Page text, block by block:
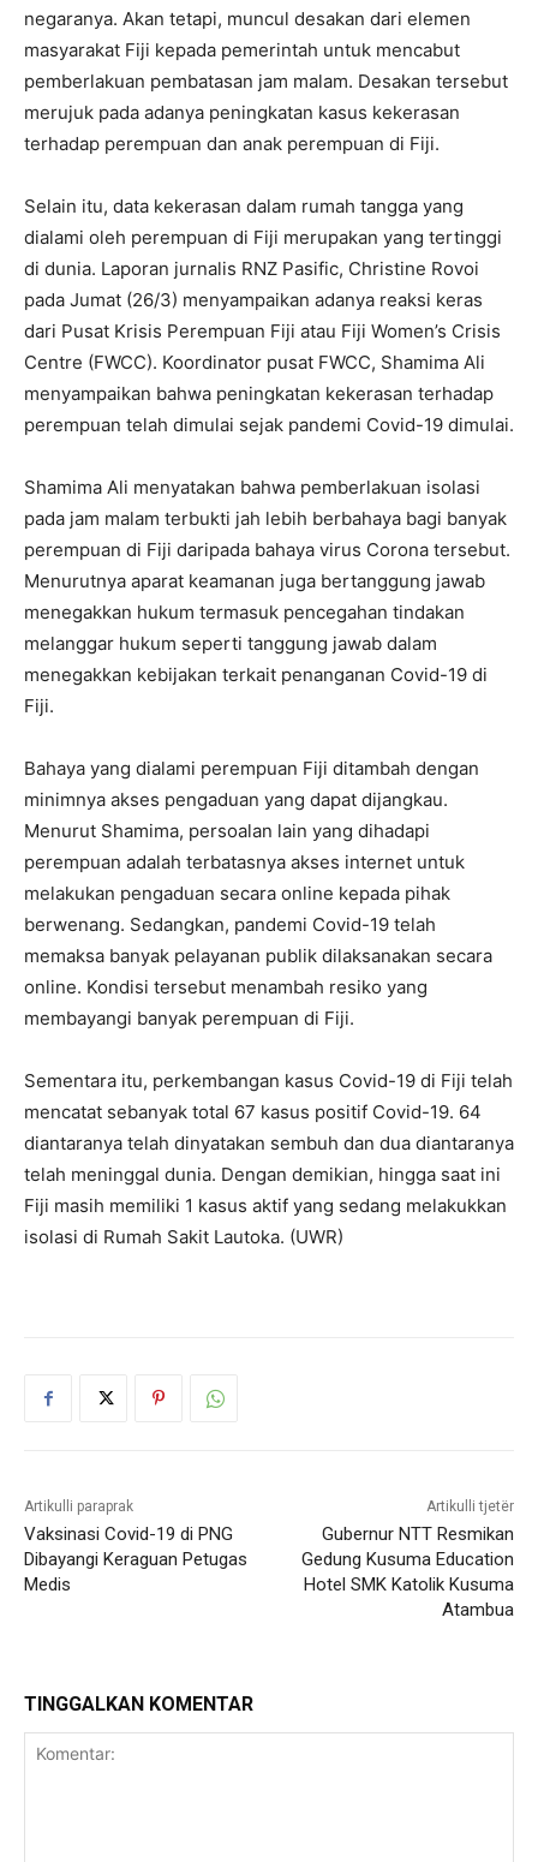
negaranya. Akan tetapi, muncul desakan dari elemen
masyarakat Fiji kepada pemerintah untuk mencabut
pemberlakuan pembatasan jam malam. Desakan tersebut
merujuk pada adanya peningkatan kasus kekerasan
terhadap perempuan dan anak perempuan di Fiji.
Selain itu, data kekerasan dalam rumah tangga yang
dialami oleh perempuan di Fiji merupakan yang tertinggi
di dunia. Laporan jurnalis RNZ Pasific, Christine Rovoi
pada Jumat (26/3) menyampaikan adanya reaksi keras
dari Pusat Krisis Perempuan Fiji atau Fiji Women’s Crisis
Centre (FWCC). Koordinator pusat FWCC, Shamima Ali
menyampaikan bahwa peningkatan kekerasan terhadap
perempuan telah dimulai sejak pandemi Covid-19 dimulai.
Shamima Ali menyatakan bahwa pemberlakuan isolasi
pada jam malam terbukti jah lebih berbahaya bagi banyak
perempuan di Fiji daripada bahaya virus Corona tersebut.
Menurutnya aparat keamanan juga bertanggung jawab
menegakkan hukum termasuk pencegahan tindakan
melanggar hukum seperti tanggung jawab dalam
menegakkan kebijakan terkait penanganan Covid-19 di
Fiji.
Bahaya yang dialami perempuan Fiji ditambah dengan
minimnya akses pengaduan yang dapat dijangkau.
Menurut Shamima, persoalan lain yang dihadapi
perempuan adalah terbatasnya akses internet untuk
melakukan pengaduan secara online kepada pihak
berwenang. Sedangkan, pandemi Covid-19 telah
memaksa banyak pelayanan publik dilaksanakan secara
online. Kondisi tersebut menambah resiko yang
membayangi banyak perempuan di Fiji.
Sementara itu, perkembangan kasus Covid-19 di Fiji telah
mencatat sebanyak total 67 kasus positif Covid-19. 64
diantaranya telah dinyatakan sembuh dan dua diantaranya
telah meninggal dunia. Dengan demikian, hingga saat ini
Fiji masih memiliki 1 kasus aktif yang sedang melakukkan
isolasi di Rumah Sakit Lautoka. (UWR)
Artikulli paraprak
Vaksinasi Covid-19 di PNG
Dibayangi Keraguan Petugas
Medis
Artikulli tjetër
Gubernur NTT Resmikan
Gedung Kusuma Education
Hotel SMK Katolik Kusuma
Atambua
TINGGALKAN KOMENTAR